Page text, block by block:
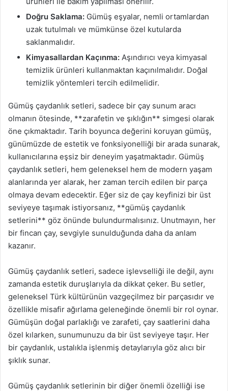
Doğru Saklama: Gümüş eşyalar, nemli ortamlardan
uzak tutulmalı ve mümkünse özel kutularda
saklanmalıdır.
Kimyasallardan Kaçınma: Aşındırıcı veya kimyasal
temizlik ürünleri kullanmaktan kaçınılmalıdır. Doğal
temizlik yöntemleri tercih edilmelidir.
Gümüş çaydanlık setleri, sadece bir çay sunum aracı
olmanın ötesinde, **zarafetin ve şıklığın** simgesi olarak
öne çıkmaktadır. Tarih boyunca değerini koruyan gümüş,
günümüzde de estetik ve fonksiyonelliği bir arada sunarak,
kullanıcılarına eşsiz bir deneyim yaşatmaktadır. Gümüş
çaydanlık setleri, hem geleneksel hem de modern yaşam
alanlarında yer alarak, her zaman tercih edilen bir parça
olmaya devam edecektir. Eğer siz de çay keyfinizi bir üst
seviyeye taşımak istiyorsanız, **gümüş çaydanlık
setlerini** göz önünde bulundurmalısınız. Unutmayın, her
bir fincan çay, sevgiyle sunulduğunda daha da anlam
kazanır.
Gümüş çaydanlık setleri, sadece işlevselliği ile değil, aynı
zamanda estetik duruşlarıyla da dikkat çeker. Bu setler,
geleneksel Türk kültürünün vazgeçilmez bir parçasıdır ve
özellikle misafir ağırlama geleneğinde önemli bir rol oynar.
Gümüşün doğal parlaklığı ve zarafeti, çay saatlerini daha
özel kılarken, sunumunuzu da bir üst seviyeye taşır. Her
bir çaydanlık, ustalıkla işlenmiş detaylarıyla göz alıcı bir
şıklık sunar.
Gümüş çaydanlık setlerinin bir diğer önemli özelliği ise